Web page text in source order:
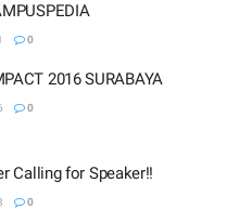
0
2016 SURABAYA
0
Calling for Speaker!!
0